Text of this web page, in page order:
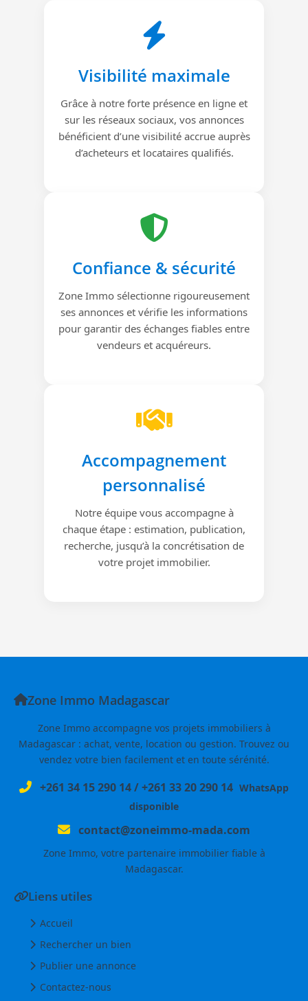
Visibilité maximale
Grâce à notre forte présence en ligne et
sur les réseaux sociaux, vos annonces
bénéficient d’une visibilité accrue auprès
d’acheteurs et locataires qualifiés.
Confiance & sécurité
Zone Immo sélectionne rigoureusement
ses annonces et vérifie les informations
pour garantir des échanges fiables entre
vendeurs et acquéreurs.
Accompagnement
personnalisé
Notre équipe vous accompagne à
chaque étape : estimation, publication,
recherche, jusqu’à la concrétisation de
votre projet immobilier.
Zone Immo Madagascar
Zone Immo accompagne vos projets immobiliers à
Madagascar : achat, vente, location ou gestion. Trouvez ou
vendez votre bien facilement et en toute sérénité.
+261 34 15 290 14/+261 33 20 290 14 WhatsApp
disponible
contact@zoneimmo-mada.com
Zone Immo, votre partenaire immobilier fiable à
Madagascar.
Liens utiles
Accueil
Rechercher un bien
Publier une annonce
Contactez-nous